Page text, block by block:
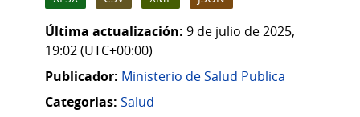
Última actualización: 9 de julio de 2025,
19:02 (UTC+00:00)
Publicador: Ministerio de Salud Publica
Categorias: Salud